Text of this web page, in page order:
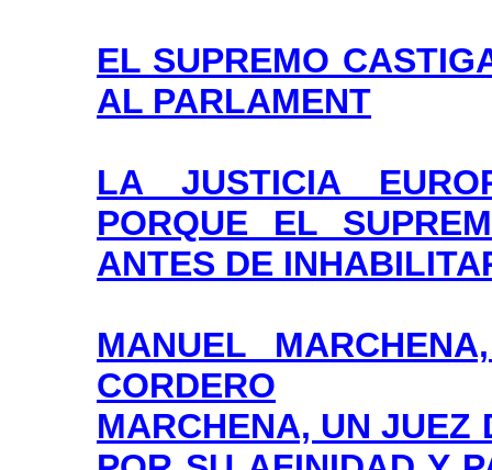
EL SUPREMO
AL PARLAMENT
LA JUSTICIA
PORQUE EL
ANTES DE
MANUEL
CORDERO
MARCHENA, UN JUEZ